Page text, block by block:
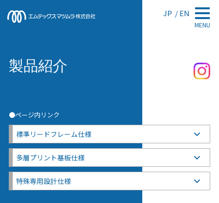
JP EN
MENU
製品紹介
●ページ内リンク
標準リードフレーム仕様
多層プリント基板仕様
特殊専用設計仕様